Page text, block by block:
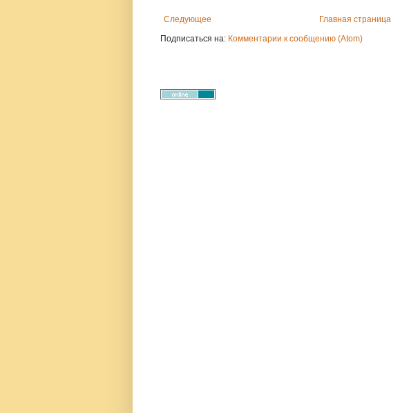
Следующее
Главная страница
Подписаться на: Комментарии к сообщению (Atom)